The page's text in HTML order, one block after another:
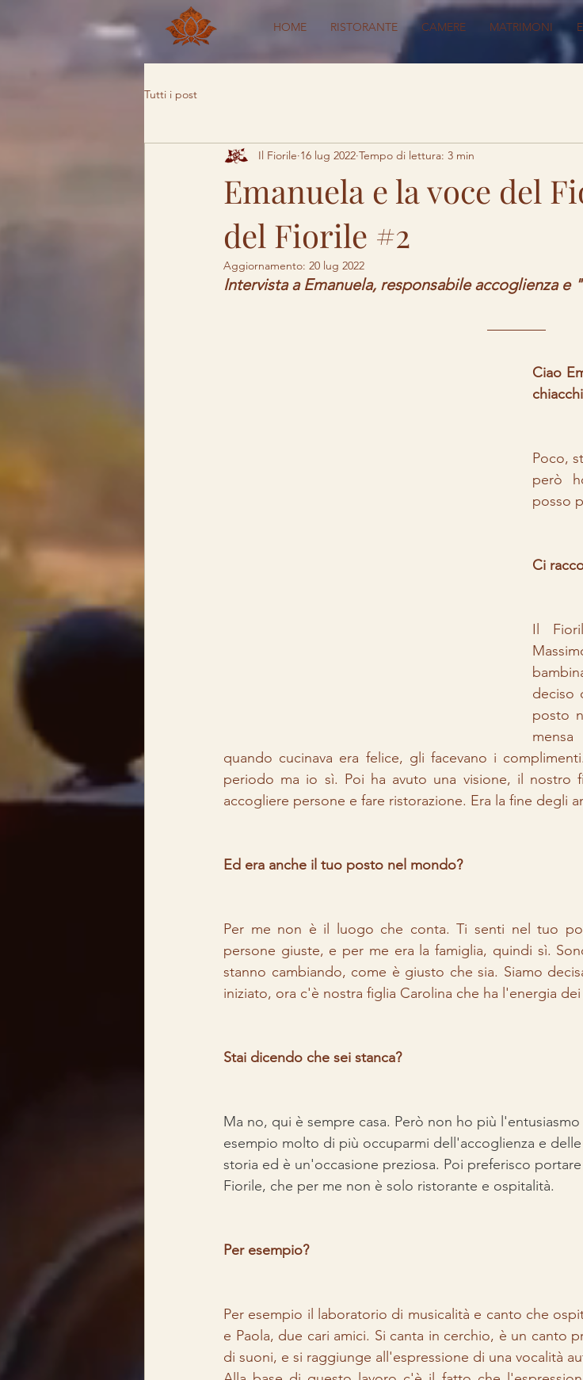
HOME RISTORANTE CAMERE MATRIMONI
Tutti i post
Emanuela e la voce del
del Fiorile #2
Il Fiorile 16 lug 2022 Tempo di lettura: 3 min
Aggiornamento: 20 lug 2022
Intervista a Emanuela, responsabile accoglienza e
Ciao
Poco,
però
posso
Ci
Il
deciso
posto
quando cucinava era felice, gli facevano i
periodo ma io sì. Poi ha avuto una visione, il nostro
accogliere persone e fare ristorazione. Era la fine degli
Ed era anche il tuo posto nel mondo?
Per me non è il luogo che conta. Ti senti nel tuo
persone giuste, e per me era la famiglia, quindi sì.
stanno cambiando, come è giusto che sia. Siamo
iniziato, ora c'è nostra figlia Carolina che ha l'energia
Stai dicendo che sei stanca?
Ma no, qui è sempre casa. Però non ho più
esempio molto di più occuparmi dell'accoglienza e
storia ed è un'occasione preziosa. Poi preferisco
Fiorile, che per me non è solo ristorante e ospitalità.
Per esempio?
Per esempio il laboratorio di musicalità e canto che
e Paola, due cari amici. Si canta in cerchio, è un canto
di suoni, e si raggiunge all'espressione di una vocalità